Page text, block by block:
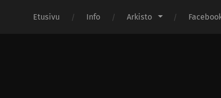
Etusivu Info Arkisto